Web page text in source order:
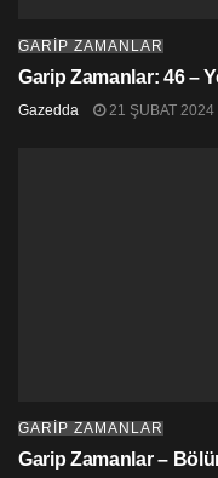
GARİP ZAMANLAR
Garip Zamanlar: 46 –
Gazedda 21 ŞUBAT 2024
GARİP ZAMANLAR
Garip Zamanlar –